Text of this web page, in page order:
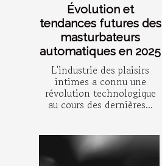
Évolution et
tendances futures des
masturbateurs
automatiques en 2025
L'industrie des plaisirs
intimes a connu une
révolution technologique
au cours des dernières...